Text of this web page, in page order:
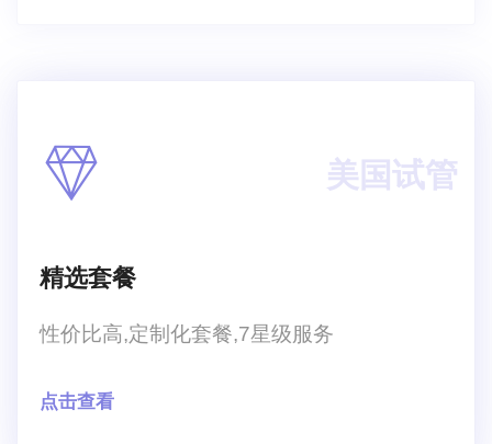
美国试管
精选套餐
性价比高,定制化套餐,7星级服务
点击查看